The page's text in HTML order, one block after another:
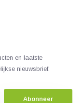
en laatste
nieuwsbrief:
Abonneer